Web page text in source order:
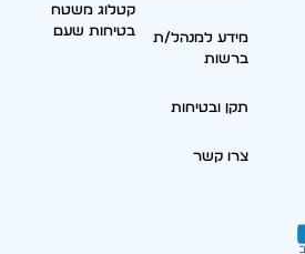
מידע למנהל/ת
ברשות
תקן ובטיחות
צרו קשר
קטלוג משטח
בטיחות שעם